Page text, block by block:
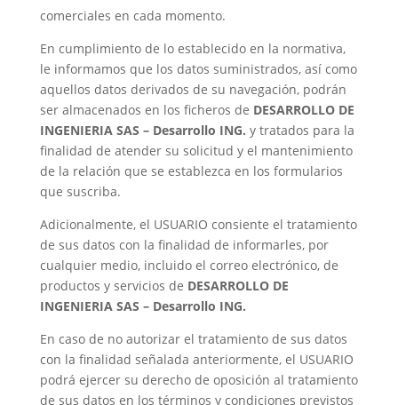
comerciales en cada momento.
En cumplimiento de lo establecido en la normativa,
le informamos que los datos suministrados, así como
aquellos datos derivados de su navegación, podrán
ser almacenados en los ficheros de DESARROLLO DE
INGENIERIA SAS – Desarrollo ING. y tratados para la
finalidad de atender su solicitud y el mantenimiento
de la relación que se establezca en los formularios
que suscriba.
Adicionalmente, el USUARIO consiente el tratamiento
de sus datos con la finalidad de informarles, por
cualquier medio, incluido el correo electrónico, de
productos y servicios de DESARROLLO DE
INGENIERIA SAS – Desarrollo ING.
En caso de no autorizar el tratamiento de sus datos
con la finalidad señalada anteriormente, el USUARIO
podrá ejercer su derecho de oposición al tratamiento
de sus datos en los términos y condiciones previstos